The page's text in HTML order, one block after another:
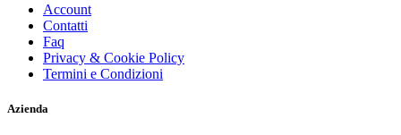
Account
Contatti
Faq
Privacy & Cookie Policy
Termini e Condizioni
Azienda